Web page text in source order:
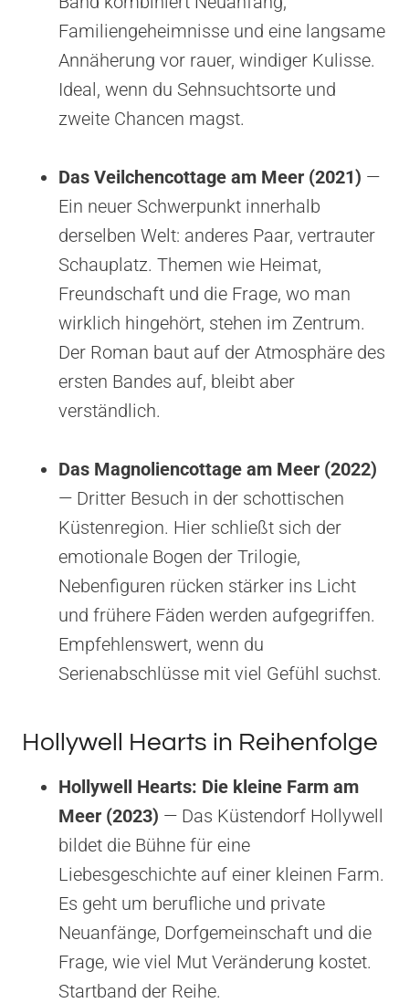
Familiengeheimnisse und eine langsame
Annäherung vor rauer, windiger Kulisse.
Ideal, wenn du Sehnsuchtsorte und
zweite Chancen magst.
Das Veilchencottage am Meer (2021) —
Ein neuer Schwerpunkt innerhalb
derselben Welt: anderes Paar, vertrauter
Schauplatz. Themen wie Heimat,
Freundschaft und die Frage, wo man
wirklich hingehört, stehen im Zentrum.
Der Roman baut auf der Atmosphäre des
ersten Bandes auf, bleibt aber
verständlich.
Das Magnoliencottage am Meer (2022)
— Dritter Besuch in der schottischen
Küstenregion. Hier schließt sich der
emotionale Bogen der Trilogie,
Nebenfiguren rücken stärker ins Licht
und frühere Fäden werden aufgegriffen.
Empfehlenswert, wenn du
Serienabschlüsse mit viel Gefühl suchst.
Hollywell Hearts in Reihenfolge
Hollywell Hearts: Die kleine Farm am
Meer (2023) — Das Küstendorf Hollywell
bildet die Bühne für eine
Liebesgeschichte auf einer kleinen Farm.
Es geht um berufliche und private
Neuanfänge, Dorfgemeinschaft und die
Frage, wie viel Mut Veränderung kostet.
Startband der Reihe.